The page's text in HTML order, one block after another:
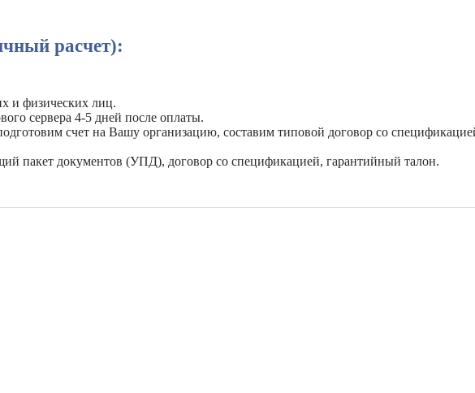
расчет):
и физических лиц.
сервера 4-5 дней после оплаты.
счет на Вашу организацию, составим типовой договор со
пакет документов (УПД), договор со спецификацией, гарантийный талон.